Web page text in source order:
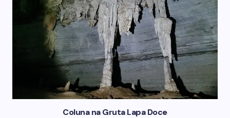
Coluna na Gruta Lapa Doce